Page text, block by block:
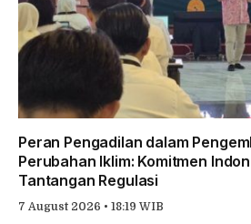
Peran Pengadilan dalam
Perubahan Iklim: Komitmen
Tantangan Regulasi
7 August 2026 • 18:19 WIB